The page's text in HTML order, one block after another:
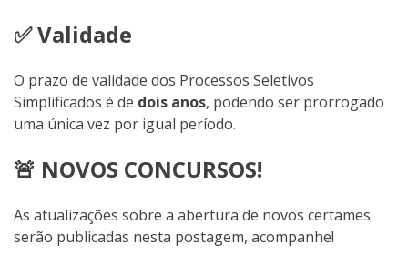
✅ Validade
O prazo de validade dos Processos Seletivos
Simplificados é de dois anos, podendo ser prorrogado
uma única vez por igual período.
🚨 NOVOS CONCURSOS!
As atualizações sobre a abertura de novos certames
serão publicadas nesta postagem, acompanhe!